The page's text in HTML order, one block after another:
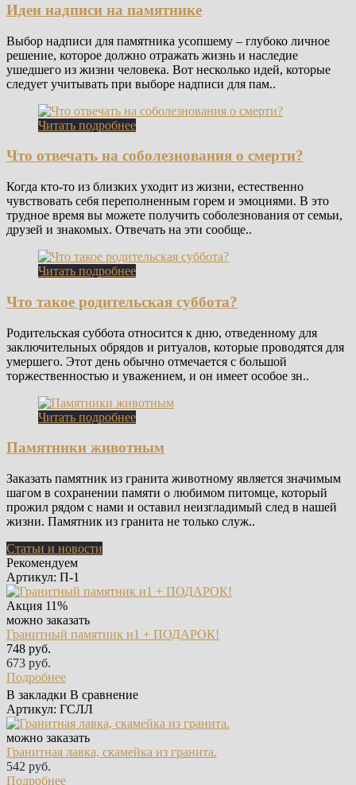
Идеи надписи на памятнике
Выбор надписи для памятника усопшему – глубоко личное
решение, которое должно отражать жизнь и наследие
ушедшего из жизни человека. Вот несколько идей, которые
следует учитывать при выборе надписи для пам..
Читать подробнее
Что отвечать на соболезнования о смерти?
Когда кто-то из близких уходит из жизни, естественно
чувствовать себя переполненным горем и эмоциями. В это
трудное время вы можете получить соболезнования от семьи,
друзей и знакомых. Отвечать на эти сообще..
Читать подробнее
Что такое родительская суббота?
Родительская суббота относится к дню, отведенному для
заключительных обрядов и ритуалов, которые проводятся для
умершего. Этот день обычно отмечается с большой
торжественностью и уважением, и он имеет особое зн..
Читать подробнее
Памятники животным
Заказать памятник из гранита животному является значимым
шагом в сохранении памяти о любимом питомце, который
прожил рядом с нами и оставил неизгладимый след в нашей
жизни. Памятник из гранита не только служ..
Статьи и новости
Рекомендуем
Артикул: П-1
Акция 11%
можно заказать
Гранитный памятник н1 + ПОДАРОК!
748 руб.
673 руб.
Подробнее
В закладки В сравнение
Артикул: ГСЛЛ
можно заказать
Гранитная лавка, скамейка из гранита.
542 руб.
Подробнее